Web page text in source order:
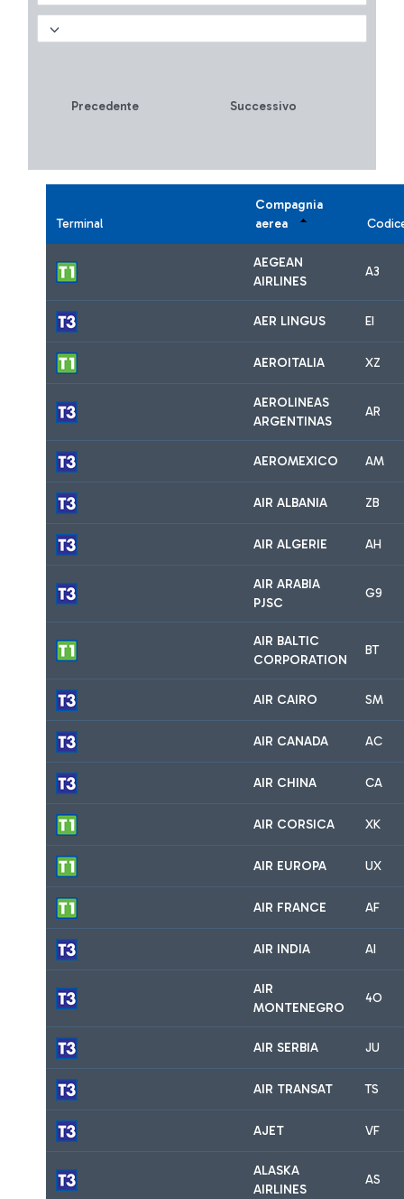
Precedente Successivo
Terminal
Compagnia
aerea
AEGEAN
AIRLINES
A3
AER LINGUS EI
AEROITALIA XZ
AEROLINEAS
ARGENTINAS
AR
AEROMEXICO AM
AIR ALBANIA ZB
AIR ALGERIE AH
AIR ARABIA
PJSC
G9
AIR BALTIC
CORPORATION
BT
AIR CAIRO SM
AIR CANADA AC
AIR CHINA CA
AIR CORSICA XK
AIR EUROPA UX
AIR FRANCE AF
AIR INDIA AI
AIR
MONTENEGRO
4O
AIR SERBIA JU
AIR TRANSAT TS
AJET VF
ALASKA
AIRLINES
AS